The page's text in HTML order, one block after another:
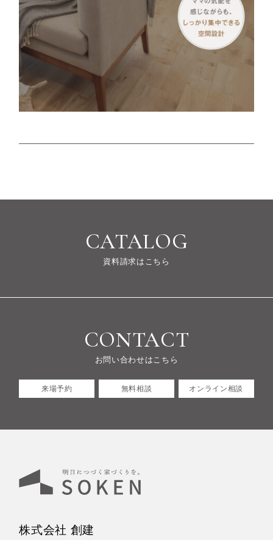
CATALOG
資料請求はこちら
CONTACT
お問い合わせはこちら
来場予約 無料相談 オンライン相談
株式会社 創建